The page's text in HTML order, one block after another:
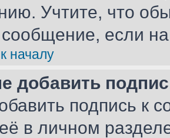
Учтите, что
если на
началу
добавить
подпись к
в личном